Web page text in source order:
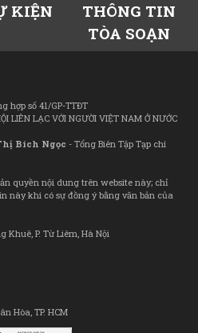
KIỆN
THÔNG TIN
TÒA SOẠN
hợp số 41/GP-TTĐT
LIÊN LẠC VỚI NGƯỜI VIỆT NAM Ở NƯỚC
Bích Ngọc - Tổng Biên Tập Tạp chí
quyền nội dung trên website này; chỉ
này khi có sự đồng ý bằng văn bản của
Khuê, P. Từ Liêm, Hà Nội
Hòa, TP. HCM